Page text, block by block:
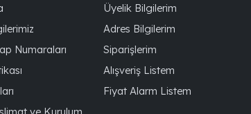
Numaraları
Üyelik Bilgilerim
Adres Bilgilerim
Siparişlerim
Alışveriş Listem
Fiyat Alarm Listem